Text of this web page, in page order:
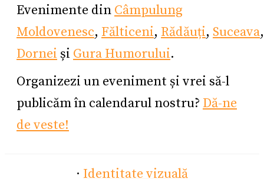
Evenimente din Câmpulung
Moldovenesc, Fălticeni, Rădăuți, Suceava
Dornei și Gura Humorului.
Organizezi un eveniment și vrei să-l
publicăm în calendarul nostru? Dă-ne
de veste!
· Identitate vizuală